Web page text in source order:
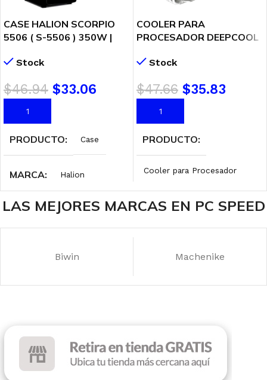
CASE HALION SCORPIO
5506 ( S-5506 ) 350W |
Stock
$46.94 $33.06
AÑADIR AL CARRITO
PRODUCTO Case
MARCA Halion
FUENTE 350W
EXPANCIÓN
LED RED
COOLER PARA
PROCESADOR DEEPCOOL
WHNNMN-G-1) WHITE
Stock
$47.66 $35.83
AÑADIR AL CARRITO
PRODUCTO
Cooler para Procesador
MARCA Deep Cool
LAS MEJORES MARCAS EN PC SPEED
Biwin Machenike